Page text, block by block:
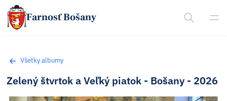
Farnosť Bošany
Všetky albumy
Zelený štvrtok a Veľký piatok - Bošany - 2026